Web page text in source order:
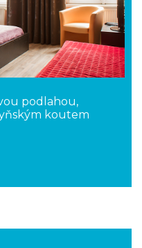
podlahou,
koutem